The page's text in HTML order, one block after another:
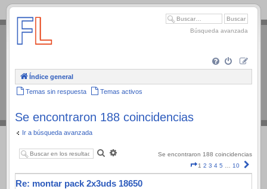
.
Búsqueda avanzada
Índice general
Temas sin respuesta Temas activos
Se encontraron 188 coincidencias
Ir a búsqueda avanzada
Buscar
Se encontraron 188 coincidencias
Página
1
1 2 3 4 5 10
Re: montar pack 2x3uds 18650